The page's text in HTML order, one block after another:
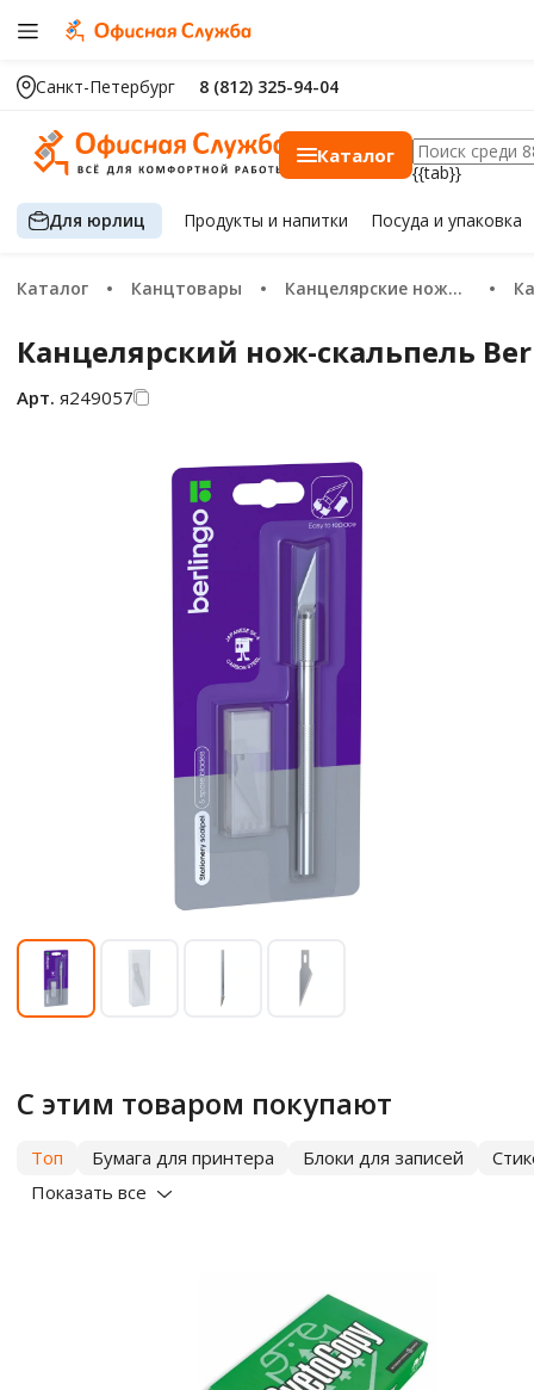
Санкт-Петербург 8 (812) 325-94-04
Каталог
{{tab}}
Для юрлиц Продуктыи напитки Посуда и упаковка
Каталог Канцтовары Канцелярские ножи и ножницы
Канцелярский нож-скальпель
Арт. я249057
С этим товаром покупают
Топ Бумага для принтера Блоки для записей
Показать все